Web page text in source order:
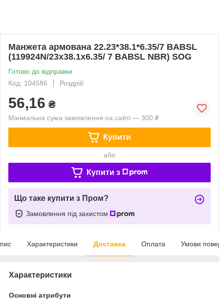
Манжета армована 22.23*38.1*6.35/7 BABSL
(119924N/23х38.1х6.35/ 7 BABSL NBR) SOG
Готово до відправки
Код: 104586
Роздріб
56,16 ₴
Мінімальна сума замовлення на сайті — 300 ₴
Купити
або
Купити з
Що таке купити з Пром?
Замовлення під захистом
Характеристики Доставка Оплата Умови
Характеристики
Основні атрибути